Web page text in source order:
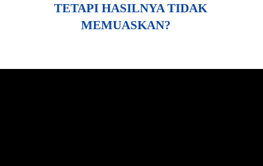
TETAPI HASILNYA TIDAK
MEMUASKAN?